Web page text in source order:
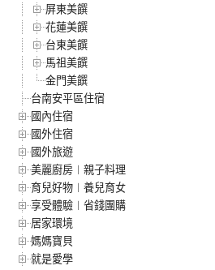
屏東美饌
花蓮美饌
台東美饌
馬祖美饌
金門美饌
台南安平區住宿
國內住宿
國外住宿
國外旅遊
美麗廚房︱親子料理
育兒好物︱養兒育女
享受體驗︱省錢團購
居家環境
媽媽寶貝
就是愛學